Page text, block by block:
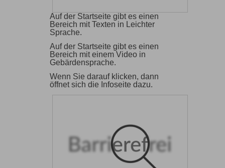
Auf der Startseite gibt es einen
Bereich mit Texten in Leichter
Sprache.
Auf der Startseite gibt es einen
Bereich mit einem Video in
Gebärdensprache.
Wenn Sie darauf klicken, dann
öffnet sich die Infoseite dazu.